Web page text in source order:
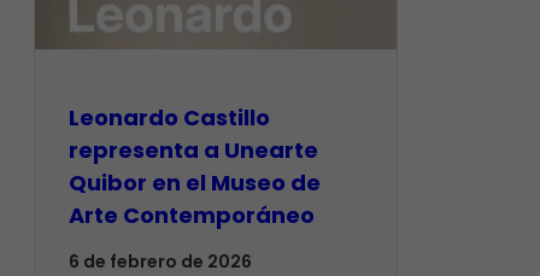
Leonardo Castillo
representa a Unearte
Quibor en el Museo de
Arte Contemporáneo
6 de febrero de 2026